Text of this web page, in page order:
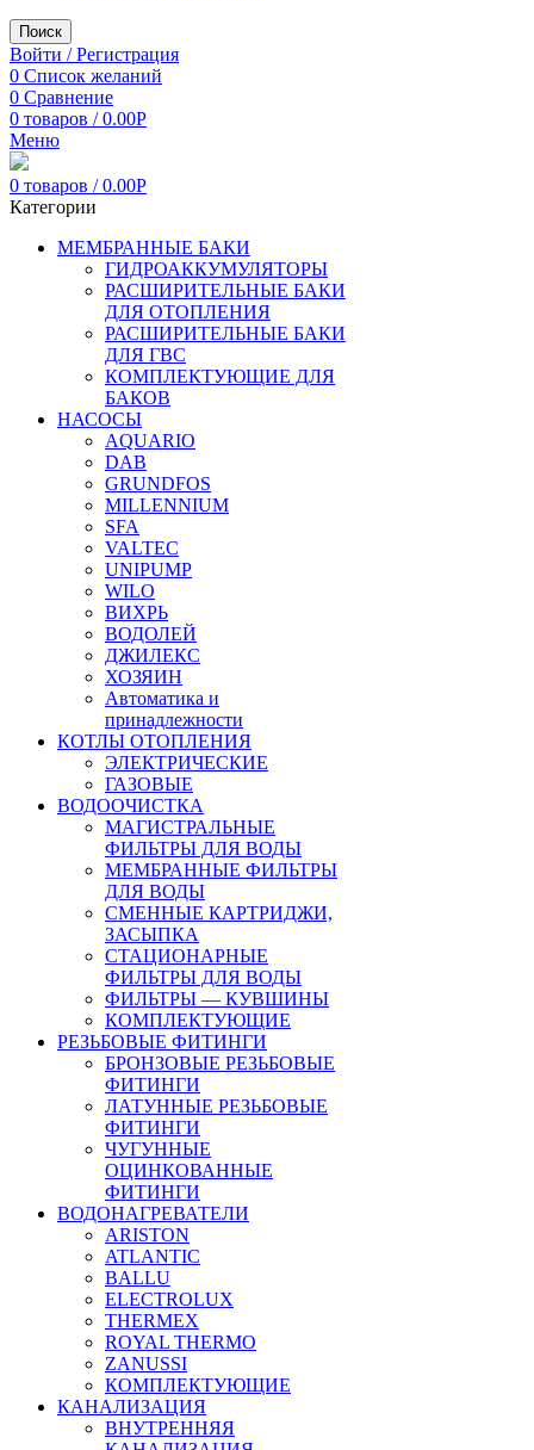
Поиск
Войти / Регистрация
0 Список желаний
0 Сравнение
0 товаров / 0.00Р
Меню
0 товаров / 0.00Р
Категории
МЕМБРАННЫЕ БАКИ
ГИДРОАККУМУЛЯТОРЫ
РАСШИРИТЕЛЬНЫЕ БАКИ
ДЛЯ ОТОПЛЕНИЯ
РАСШИРИТЕЛЬНЫЕ БАКИ
ДЛЯ ГВС
КОМПЛЕКТУЮЩИЕ ДЛЯ
БАКОВ
НАСОСЫ
AQUARIO
DAB
GRUNDFOS
MILLENNIUM
SFA
VALTEC
UNIPUMP
WILO
ВИХРЬ
ВОДОЛЕЙ
ДЖИЛЕКС
ХОЗЯИН
Автоматика и
принадлежности
КОТЛЫ ОТОПЛЕНИЯ
ЭЛЕКТРИЧЕСКИЕ
ГАЗОВЫЕ
ВОДООЧИСТКА
МАГИСТРАЛЬНЫЕ
ФИЛЬТРЫ ДЛЯ ВОДЫ
МЕМБРАННЫЕ ФИЛЬТРЫ
ДЛЯ ВОДЫ
СМЕННЫЕ КАРТРИДЖИ,
ЗАСЫПКА
СТАЦИОНАРНЫЕ
ФИЛЬТРЫ ДЛЯ ВОДЫ
ФИЛЬТРЫ — КУВШИНЫ
КОМПЛЕКТУЮЩИЕ
РЕЗЬБОВЫЕ ФИТИНГИ
БРОНЗОВЫЕ РЕЗЬБОВЫЕ
ФИТИНГИ
ЛАТУННЫЕ РЕЗЬБОВЫЕ
ФИТИНГИ
ЧУГУННЫЕ
ОЦИНКОВАННЫЕ
ФИТИНГИ
ВОДОНАГРЕВАТЕЛИ
ARISTON
ATLANTIC
BALLU
ELECTROLUX
THERMEX
ROYAL THERMO
ZANUSSI
КОМПЛЕКТУЮЩИЕ
КАНАЛИЗАЦИЯ
ВНУТРЕННЯЯ